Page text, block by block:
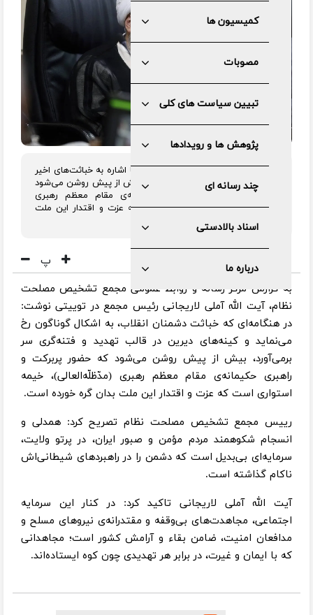
کمیسیون ها
مصوبات
تبیین سیاست های کلی
پژوهش ها و رویدادها
چند رسانه ای
اسناد بالادستی
درباره ما
رییس مجمع تشخیص مصلحت نظام با اشاره به خباثت‌های اخیر
دشمنان انقلاب گفت: در این شرایط بیش از پیش روشن می‌شود
که حضور پربرکت و راهبری حکیمانه‌ی مقام معظم رهبری
(مدّظلّه‌العالی)، خیمه‌ استواری است که عزت و اقتدار این ملت
بدان گره خورده است.
پ
به گزارش مرکز رسانه و روابط عمومی مجمع تشخیص مصلحت
نظام، آیت الله آملی لاریجانی رئیس مجمع در توییتی نوشت:
‏در هنگامه‌ای که خباثت دشمنان انقلاب، به اشکال گوناگون رخ
می‌نماید و کینه‌های دیرین در قالب تهدید و فتنه‌گری سر
برمی‌آورد، بیش از پیش روشن می‌شود که حضور پربرکت و
راهبری حکیمانه‌ی مقام معظم رهبری (مدّظلّه‌العالی)، خیمه‌
استواری است که عزت و اقتدار این ملت بدان گره خورده است.
رییس مجمع تشخیص مصلحت نظام تصریح کرد: همدلی و
انسجام شکوهمند مردم مؤمن و صبور ایران، در پرتو ولایت،
سرمایه‌ای بی‌بدیل است که دشمن را در راهبردهای شیطانی‌اش
ناکام گذاشته است.
آیت الله آملی لاریجانی تاکید کرد: در کنار این سرمایه
اجتماعی، مجاهدت‌های بی‌وقفه و مقتدرانه‌ی نیروهای مسلح و
مدافعان امنیت، ضامن بقاء و آرامش کشور است؛ مجاهدانی
که با ایمان و غیرت، در برابر هر تهدیدی چون کوه ایستاده‌اند.